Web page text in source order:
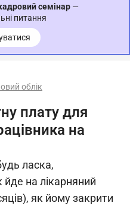
семінар —
питання
облік
плату для
на
ласка,
на лікарняний
як йому закрити